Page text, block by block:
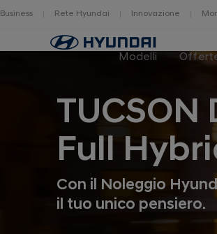
Business Rete Hyundai Innovazione
Home
Modelli
TUCSON
Full
Con il Noleggio
il tuo unico pensiero.